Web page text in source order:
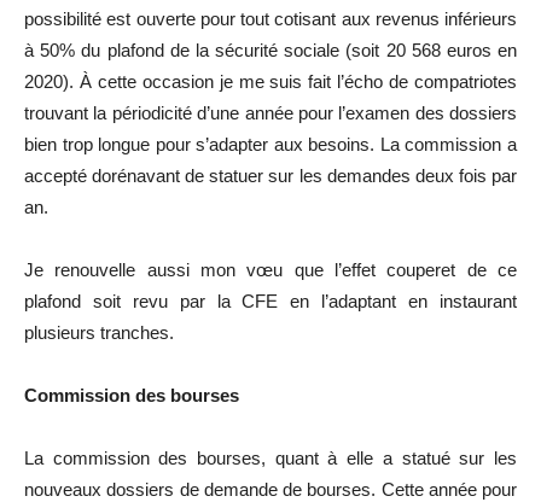
possibilité est ouverte pour tout cotisant aux revenus inférieurs
à 50% du plafond de la sécurité sociale (soit 20 568 euros en
2020). À cette occasion je me suis fait l’écho de compatriotes
trouvant la périodicité d’une année pour l’examen des dossiers
bien trop longue pour s’adapter aux besoins. La commission a
accepté dorénavant de statuer sur les demandes deux fois par
an.
Je renouvelle aussi mon vœu que l’effet couperet de ce
plafond soit revu par la CFE en l’adaptant en instaurant
plusieurs tranches.
Commission des bourses
La commission des bourses, quant à elle a statué sur les
nouveaux dossiers de demande de bourses. Cette année pour